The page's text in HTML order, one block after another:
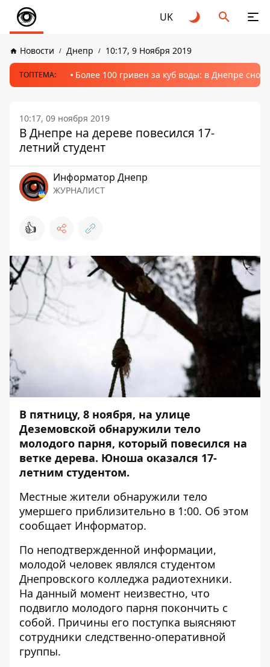
UK
Новости Днепр 10:17, 9 Ноября 2019
ТОПТЕМА: Более 100 гривен за куб воды: в Днепре
10:17, 09 ноября 2019
В Днепре на дереве повесился 17-
летний студент
Информатор Днепр
ЖУРНАЛИСТ
👍
В пятницу, 8 ноября, на улице
Деземовской обнаружили тело
молодого парня, который повесился на
ветке дерева. Юноша оказался 17-
летним студентом.
Местные жители обнаружили тело
умершего приблизительно в 1:00. Об этом
сообщает Информатор.
По неподтвержденной информации,
молодой человек являлся студентом
Днепровского колледжа радиотехники.
На данный момент неизвестно, что
подвигло молодого парня покончить с
собой. Причины его поступка выясняют
сотрудники следственно-оперативной
группы.